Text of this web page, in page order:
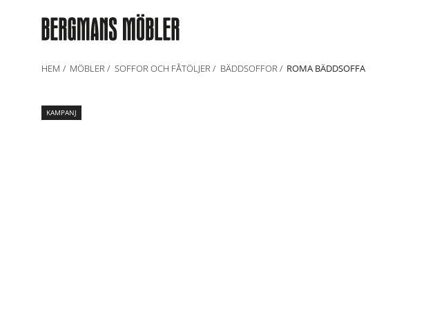
HEM MÖBLER SOFFOR OCH FÅTÖLJER BÄDDSOFFOR ROMA BÄDDSOFFA
KAMPANJ